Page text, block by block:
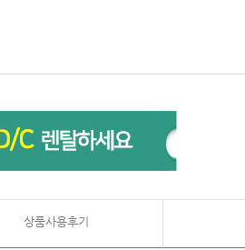
상품사용후기